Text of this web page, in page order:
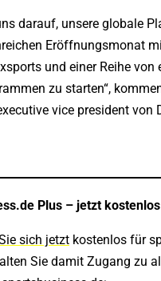
darauf, unsere globale
Eröffnungsmonat
und einer Reihe von
zu starten“,
vice president von
Plus – jetzt
sich jetzt kostenlos für
Sie damit Zugang zu